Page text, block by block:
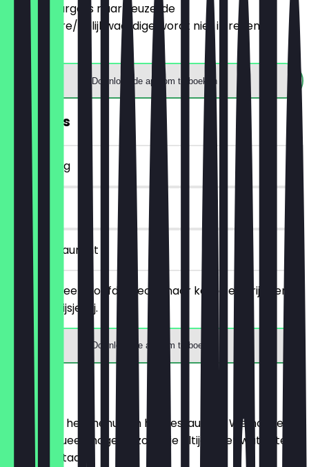
Bestel 2 burgers naar keuze, de
goedkopere/gelijkwaardige wordt niet in rekening
gebracht.
Download de app om te boeken
GRATIS ijs
~£ 5 korting
30 dagen
in het restaurant
Je bestelt een hoofdgerecht naar keuze en krijgt er
gratis een ijsje bij.
Download de app om te boeken
Menu
Hier vind je het menu van het restaurant. We houden
het zo actueel mogelijk, zodat je altijd weet wat je te
wachten staat.